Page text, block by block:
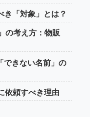
き「対象」とは？
の考え方：物販
できない名前」の
依頼すべき理由